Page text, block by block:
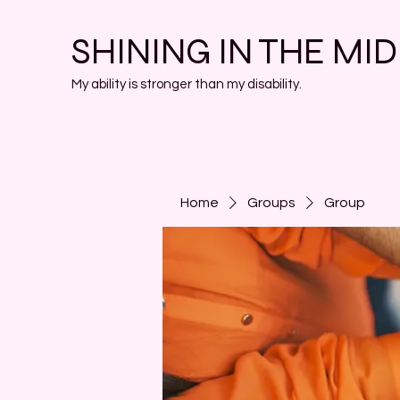
SHINING IN THE
My ability is stronger than my disability.
Home Groups Group